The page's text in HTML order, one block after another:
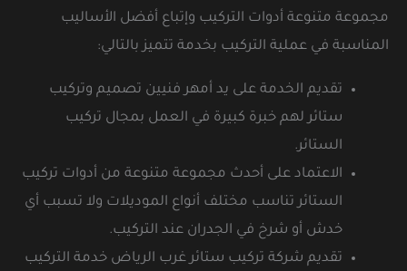
مجموعة متنوعة أدوات التركيب وإتباع أفضل الأساليب
المناسبة في عملية التركيب بخدمة تتميز بالتالي:
تقديم الخدمة على يد أمهر فنيين تصميم وتركيب
ستائر لهم خبرة كبيرة في العمل بمجال تركيب
الستائر.
الاعتماد على أحدث مجموعة متنوعة من أدوات تركيب
الستائر تناسب مختلف أنواع الموديلات ولا تسبب أي
خدش أو شرخ في الجدران عند التركيب.
تقديم شركة تركيب ستائر غرب الرياض خدمة التركيب